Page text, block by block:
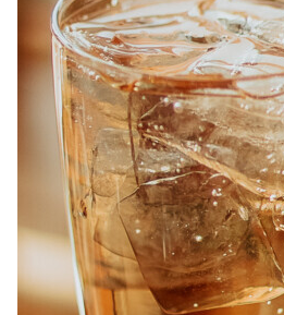
DONNER VOTRE OPINION